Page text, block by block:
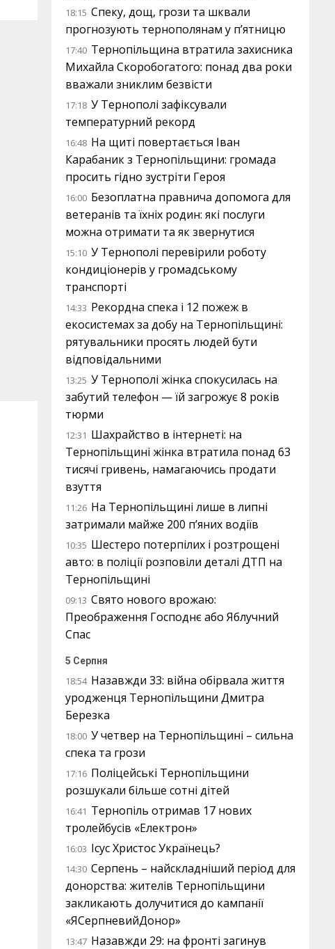
18:15 Спеку, дощ, грози та шквали
прогнозують тернополянам у п’ятницю
17:40 Тернопільщина втратила захисника
Михайла Скоробогатого: понад два роки
вважали зниклим безвісти
17:18 У Тернополі зафіксували
температурний рекорд
16:48 На щиті повертається Іван
Карабаник з Тернопільщини: громада
просить гідно зустріти Героя
16:00 Безоплатна правнича допомога для
ветеранів та їхніх родин: які послуги
можна отримати та як звернутися
15:10 У Тернополі перевірили роботу
кондиціонерів у громадському
транспорті
14:33 Рекордна спека і 12 пожеж в
екосистемах за добу на Тернопільщині:
рятувальники просять людей бути
відповідальними
13:25 У Тернополі жінка спокусилась на
забутий телефон — їй загрожує 8 років
тюрми
12:31 Шахрайство в інтернеті: на
Тернопільщині жінка втратила понад 63
тисячі гривень, намагаючись продати
взуття
11:26 На Тернопільщині лише в липні
затримали майже 200 п’яних водіїв
10:35 Шестеро потерпілих і розтрощені
авто: в поліції розповіли деталі ДТП на
Тернопільщині
09:13 Свято нового врожаю:
Преображення Господнє або Яблучний
Спас
5 Серпня
18:54 Назавжди 33: війна обірвала життя
уродженця Тернопільщини Дмитра
Березка
18:00 У четвер на Тернопільщині – сильна
спека та грози
17:16 Поліцейські Тернопільщини
розшукали більше сотні дітей
16:41 Тернопіль отримав 17 нових
тролейбусів «Електрон»
16:03 Ісус Христос Українець?
14:30 Серпень – найскладніший період для
донорства: жителів Тернопільщини
закликають долучитися до кампанії
«ЯСерпневийДонор»
13:47 Назавжди 29: на фронті загинув